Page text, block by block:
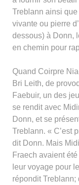
Treblann ainsi que
vivante ou pierre
dessous) à Donn,
en chemin pour
Quand Coirpre
Bri Leith, de
Faebuir, un des
se rendit avec
Donn, et se
Treblann. « C’est
dit Donn. Mais
Fraech avaient
leur voyage pour
répondit Treblann;